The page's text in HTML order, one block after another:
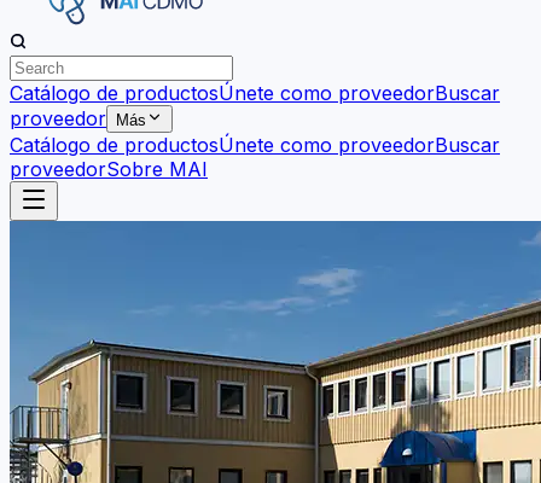
Catálogo de productosÚnete como proveedorBuscar
proveedor
Más
Catálogo de productosÚnete como proveedorBuscar
proveedorSobre MAI